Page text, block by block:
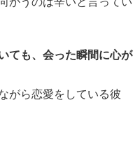
ても、会った瞬間に心が
がら恋愛をしている彼